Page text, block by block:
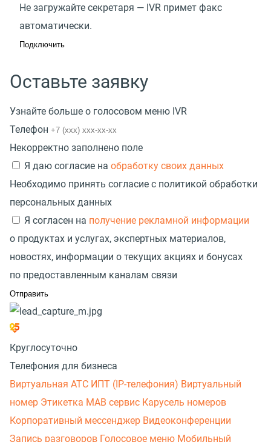
Не загружайте секретаря — IVR примет факс
автоматически.
Подключить
Оставьте заявку
Узнайте больше о голосовом меню IVR
Телефон
Некорректно заполнено поле
Я даю согласие на обработку своих данных
Необходимо принять согласие с политикой обработки
персональных данных
Я согласен на получение рекламной информации
о продуктах и услугах, экспертных материалов,
новостях, информации о текущих акциях и бонусах
по предоставленным каналам связи
Круглосуточно
Телефония для бизнеса
Виртуальная АТС ИПТ (IP-телефония) Виртуальный
номер Этикетка МАВ сервис Карусель номеров
Корпоративный мессенджер Видеоконференции
Запись разговоров Голосовое меню Мобильный